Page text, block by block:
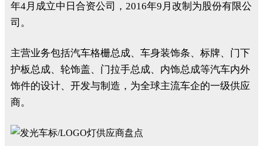
年4月成立中日合资公司，2016年9月改制为股份有限公
司。
主营业务包括汽车格栅总成、车身装饰条、标牌、门下
护板总成、轮饰盖、门拉手总成、内饰总成等汽车内外
饰件的设计、开发与制造，为全球主流车企的一级供应
商。